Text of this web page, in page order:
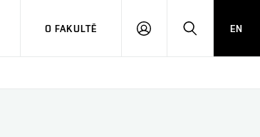
O FAKULTĚ
PŘIHLÁSITHLEDAT
EN